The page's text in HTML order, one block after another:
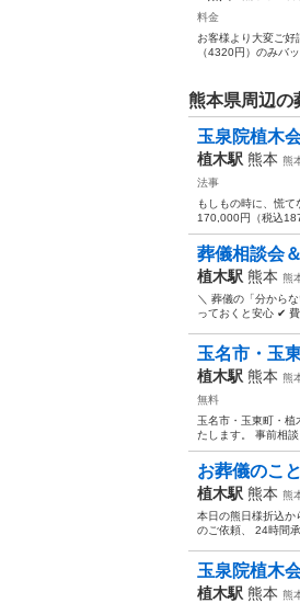
料金
お客様より大変ご
（4320円）のみバ
熊本県周辺の
玉泉院植木
植木駅 熊本 熊
法事
もしもの時に、慌
170,000円（税込
葬儀相談会
植木駅 熊本 熊
＼ 葬儀の「分から
っておくと安心 ✔
玉名市・玉
植木駅 熊本 熊
無料
玉名市・玉東町・
たします。 事前相
お葬儀のこ
植木駅 熊本 熊
本日の熊日様折込
のご依頼、 24時間
玉泉院植木
植木駅 熊本 熊